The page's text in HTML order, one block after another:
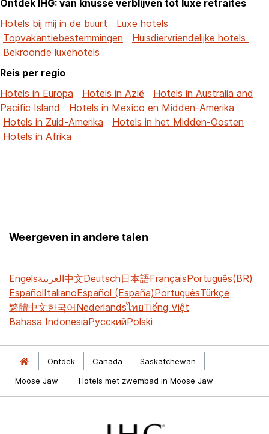
Ontdek IHG: van knusse verblijven tot luxe retraites
Hotels bij mij in de buurt
Luxe hotels
Topvakantiebestemmingen
Huisdiervriendelijke hotels
Bekroonde luxehotels
Reis per regio
Hotels in Europa
Hotels in Azië
Hotels in Australia and
Pacific Island
Hotels in Mexico en Midden-Amerika
Hotels in Zuid-Amerika
Hotels in het Midden-Oosten
Hotels in Afrika
Weergeven in andere talen
Engelsالعربية中文Deutsch日本語FrançaisPortuguês(BR)
EspañolItalianoEspañol (España)PortuguêsTürkçe
繁體中文한국어NederlandsไทยTiếng Việt
Bahasa IndonesiaРусскийPolski
Ontdek Canada
Saskatchewan
Moose Jaw
Hotels met zwembad in Moose Jaw